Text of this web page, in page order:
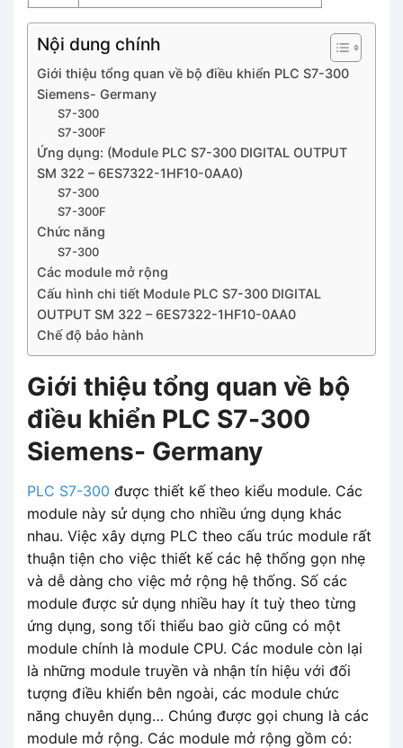
Nội dung chính
Giới thiệu tổng quan về bộ điều khiển PLC S7-300
Siemens- Germany
S7-300
S7-300F
Ứng dụng: (Module PLC S7-300 DIGITAL OUTPUT
SM 322 – 6ES7322-1HF10-0AA0)
S7-300
S7-300F
Chức năng
S7-300
Các module mở rộng
Cấu hình chi tiết Module PLC S7-300 DIGITAL
OUTPUT SM 322 – 6ES7322-1HF10-0AA0
Chế độ bảo hành
Giới thiệu tổng quan về bộ
điều khiển PLC S7-300
Siemens- Germany
PLC S7-300 được thiết kế theo kiểu module. Các
module này sử dụng cho nhiều ứng dụng khác
nhau. Việc xây dựng PLC theo cấu trúc module rất
thuận tiện cho việc thiết kế các hệ thống gọn nhẹ
và dễ dàng cho việc mở rộng hệ thống. Số các
module được sử dụng nhiều hay ít tuỳ theo từng
ứng dụng, song tối thiểu bao giờ cũng có một
module chính là module CPU. Các module còn lại
là những module truyền và nhận tín hiệu với đối
tượng điều khiển bên ngoài, các module chức
năng chuyên dụng… Chúng được gọi chung là các
module mở rộng. Các module mở rộng gồm có: